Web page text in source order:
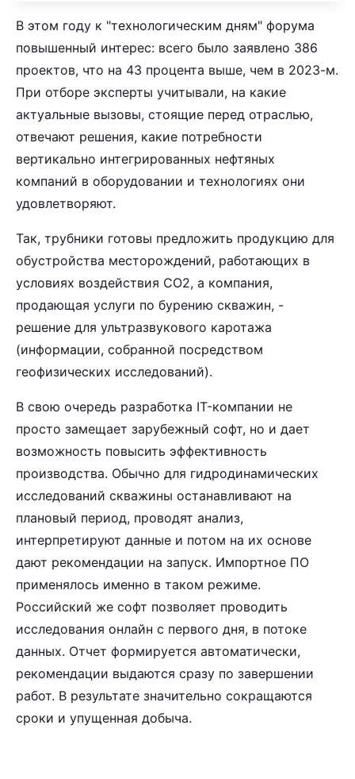
В этом году к "технологическим дням" форума
повышенный интерес: всего было заявлено 386
проектов, что на 43 процента выше, чем в 2023-м.
При отборе эксперты учитывали, на какие
актуальные вызовы, стоящие перед отраслью,
отвечают решения, какие потребности
вертикально интегрированных нефтяных
компаний в оборудовании и технологиях они
удовлетворяют.
Так, трубники готовы предложить продукцию для
обустройства месторождений, работающих в
условиях воздействия СО2, а компания,
продающая услуги по бурению скважин, -
решение для ультразвукового каротажа
(информации, собранной посредством
геофизических исследований).
В свою очередь разработка IT-компании не
просто замещает зарубежный софт, но и дает
возможность повысить эффективность
производства. Обычно для гидродинамических
исследований скважины останавливают на
плановый период, проводят анализ,
интерпретируют данные и потом на их основе
дают рекомендации на запуск. Импортное ПО
применялось именно в таком режиме.
Российский же софт позволяет проводить
исследования онлайн с первого дня, в потоке
данных. Отчет формируется автоматически,
рекомендации выдаются сразу по завершении
работ. В результате значительно сокращаются
сроки и упущенная добыча.